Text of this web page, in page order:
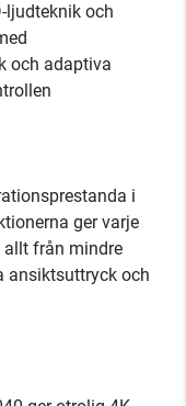
ljudteknik och
och adaptiva
i
ger varje
från mindre
ansiktsuttryck och